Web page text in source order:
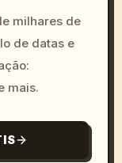
milhares de
de datas e
mais.